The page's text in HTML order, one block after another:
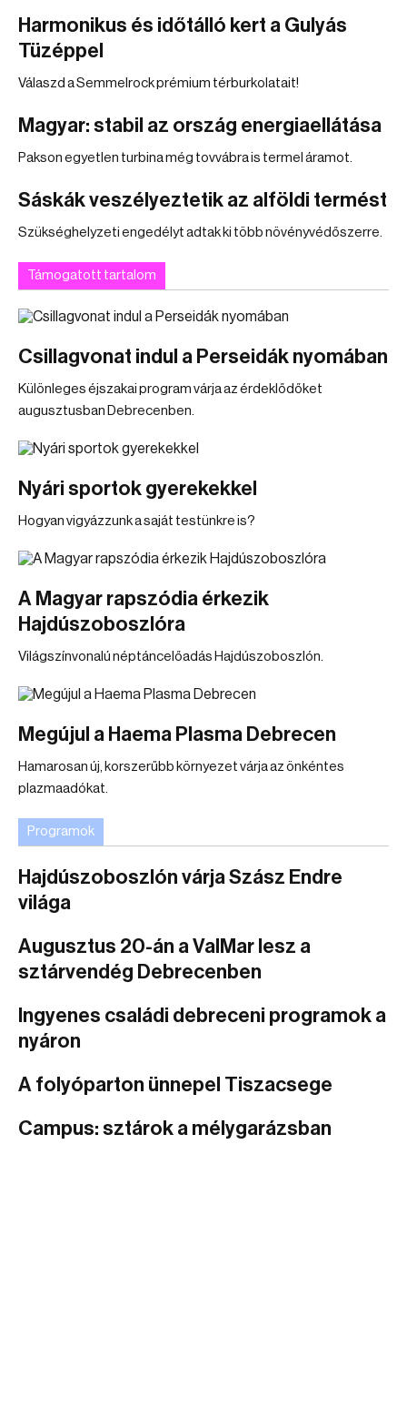
Harmonikus és időtálló kert a Gulyás
Tüzéppel
Válaszd a Semmelrock prémium térburkolatait!
Magyar: stabil az ország energiaellátása
Pakson egyetlen turbina még tovvábra is termel áramot.
Sáskák veszélyeztetik az alföldi termést
Szükséghelyzeti engedélyt adtak ki több növényvédőszerre.
Támogatott tartalom
Csillagvonat indul a Perseidák nyomában
Különleges éjszakai program várja az érdeklődőket
augusztusban Debrecenben.
Nyári sportok gyerekekkel
Hogyan vigyázzunk a saját testünkre is?
A Magyar rapszódia érkezik
Hajdúszoboszlóra
Világszínvonalú néptáncelőadás Hajdúszoboszlón.
Megújul a Haema Plasma Debrecen
Hamarosan új, korszerűbb környezet várja az önkéntes
plazmaadókat.
Programok
Hajdúszoboszlón várja Szász Endre
világa
Augusztus 20-án a ValMar lesz a
sztárvendég Debrecenben
Ingyenes családi debreceni programok a
nyáron
A folyóparton ünnepel Tiszacsege
Campus: sztárok a mélygarázsban